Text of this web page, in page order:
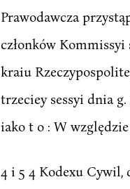
Prawodawcza
członków
kraiu
trzeciey sessyi dnia
iako t o : W
4 i 5 4 Kodexu